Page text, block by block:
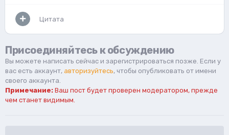
Цитата
Присоединяйтесь к обсуждению
Вы можете написать сейчас и зарегистрироваться позже. Если у
вас есть аккаунт, авторизуйтесь, чтобы опубликовать от имени
своего аккаунта.
Примечание: Ваш пост будет проверен модератором, прежде
чем станет видимым.